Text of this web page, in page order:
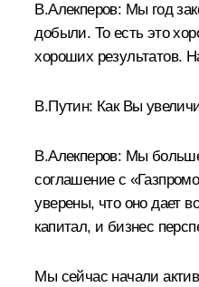
В.Алекперов: Мы год
добыли. То есть это
хороших результатов.
В.Путин: Как Вы
В.Алекперов: Мы
соглашение с
уверены, что оно дает
капитал, и бизнес
Мы сейчас начали